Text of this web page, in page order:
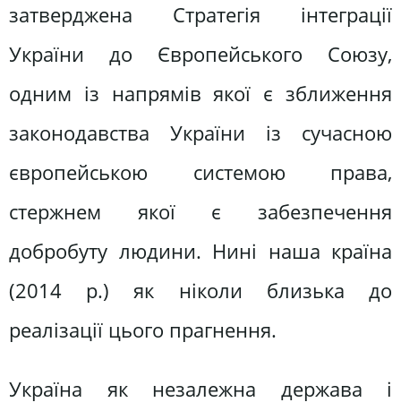
затверджена Стратегія інтеграції
України до Європейського Союзу,
одним із напрямів якої є зближення
законодавства України із сучасною
європейською системою права,
стержнем якої є забезпечення
добробуту людини. Нині наша країна
(2014 р.) як ніколи близька до
реалізації цього прагнення.
Україна як незалежна держава і